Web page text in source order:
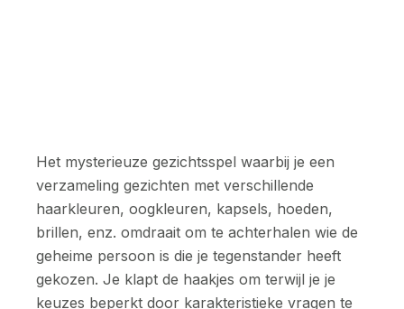
Het mysterieuze gezichtsspel waarbij je een
verzameling gezichten met verschillende
haarkleuren, oogkleuren, kapsels, hoeden,
brillen, enz. omdraait om te achterhalen wie de
geheime persoon is die je tegenstander heeft
gekozen. Je klapt de haakjes om terwijl je je
keuzes beperkt door karakteristieke vragen te